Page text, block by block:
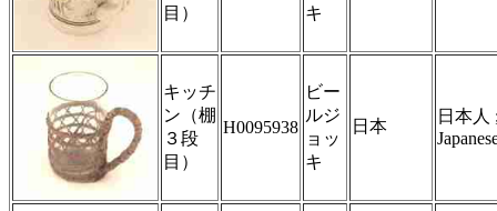
目）
キ
キッチ
ン（棚
３段
目）
H0095938
ビー
ルジ
ョッ
キ
日本
日本人